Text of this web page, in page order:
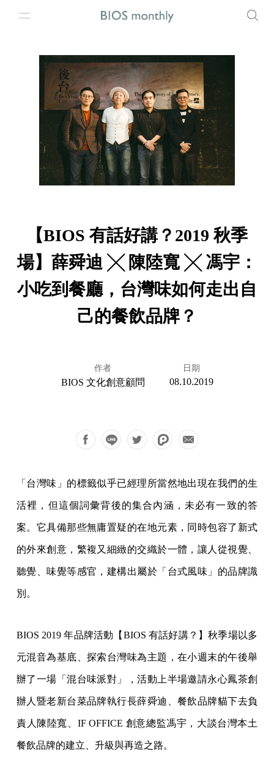
【BIOS 有話好講？2019 秋季
場】薛舜迪 ╳ 陳陸寬 ╳ 馮宇：
小吃到餐廳，台灣味如何走出自
己的餐飲品牌？
作者
BIOS 文化創意顧問
日期
08.10.2019
「台灣味」的標籤似乎已經理所當然地出現在我們的生
活裡，但這個詞彙背後的集合內涵，未必有一致的答
案。它具備那些無庸置疑的在地元素，同時包容了新式
的外來創意，繁複又細緻的交織於一體，讓人從視覺、
聽覺、味覺等感官，建構出屬於「台式風味」的品牌識
別。
BIOS 2019 年品牌活動【BIOS 有話好講？】秋季場以多
元混音為基底、探索台灣味為主題，在小週末的午後舉
辦了一場「混台味派對」，活動上半場邀請永心鳳茶創
辦人暨老新台菜品牌執行長薛舜迪、餐飲品牌貓下去負
責人陳陸寬、IF OFFICE 創意總監馮宇，大談台灣本土
餐飲品牌的建立、升級與再造之路。